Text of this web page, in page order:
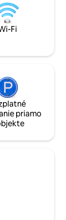
= Access = = Vila
parkovanie V
ktoré môžete
Free Pharmacy, v
metra Nakai (linka
Shinjuku) 5 minút
Roppongi, trhu
Jingu, tokijskej
atď..,,,,,,,,,,,,,,,,,,,,,,,, Stanica
Rogawa (linka
Priamy prístup na
Fi
priamo